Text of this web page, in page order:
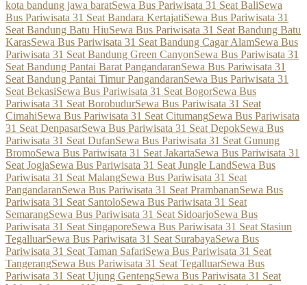
kota bandung jawa baratSewa Bus Pariwisata 31 Seat BaliSewa
Bus Pariwisata 31 Seat Bandara KertajatiSewa Bus Pariwisata 31
Seat Bandung Batu HiuSewa Bus Pariwisata 31 Seat Bandung Batu
KarasSewa Bus Pariwisata 31 Seat Bandung Cagar AlamSewa Bus
Pariwisata 31 Seat Bandung Green CanyonSewa Bus Pariwisata 31
Seat Bandung Pantai Barat PangandaranSewa Bus Pariwisata 31
Seat Bandung Pantai Timur PangandaranSewa Bus Pariwisata 31
Seat BekasiSewa Bus Pariwisata 31 Seat BogorSewa Bus
Pariwisata 31 Seat BorobudurSewa Bus Pariwisata 31 Seat
CimahiSewa Bus Pariwisata 31 Seat CitumangSewa Bus Pariwisata
31 Seat DenpasarSewa Bus Pariwisata 31 Seat DepokSewa Bus
Pariwisata 31 Seat DufanSewa Bus Pariwisata 31 Seat Gunung
BromoSewa Bus Pariwisata 31 Seat JakartaSewa Bus Pariwisata 31
Seat JogjaSewa Bus Pariwisata 31 Seat Jungle LandSewa Bus
Pariwisata 31 Seat MalangSewa Bus Pariwisata 31 Seat
PangandaranSewa Bus Pariwisata 31 Seat PrambananSewa Bus
Pariwisata 31 Seat SantoloSewa Bus Pariwisata 31 Seat
SemarangSewa Bus Pariwisata 31 Seat SidoarjoSewa Bus
Pariwisata 31 Seat SingaporeSewa Bus Pariwisata 31 Seat Stasiun
TegalluarSewa Bus Pariwisata 31 Seat SurabayaSewa Bus
Pariwisata 31 Seat Taman SafariSewa Bus Pariwisata 31 Seat
TangerangSewa Bus Pariwisata 31 Seat TegalluarSewa Bus
Pariwisata 31 Seat Ujung GentengSewa Bus Pariwisata 31 Seat